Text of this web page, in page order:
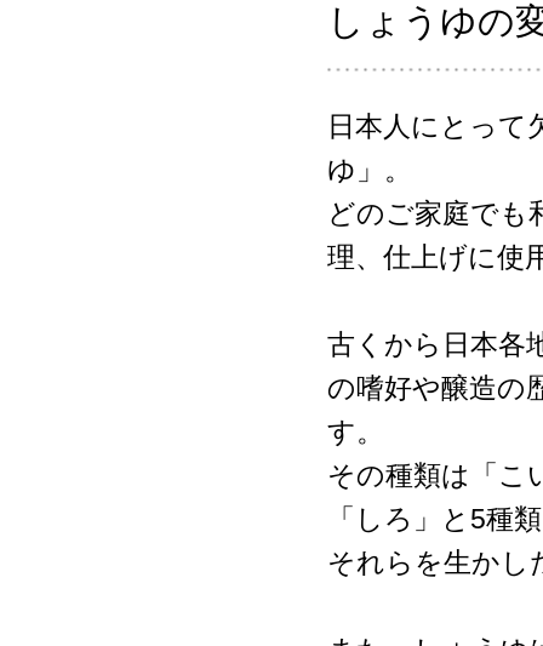
しょうゆの
日本人にとって
ゆ」。
どのご家庭でも
理、仕上げに使
古くから日本各
の嗜好や醸造の
す。
その種類は「こ
「しろ」と5種
それらを生かし